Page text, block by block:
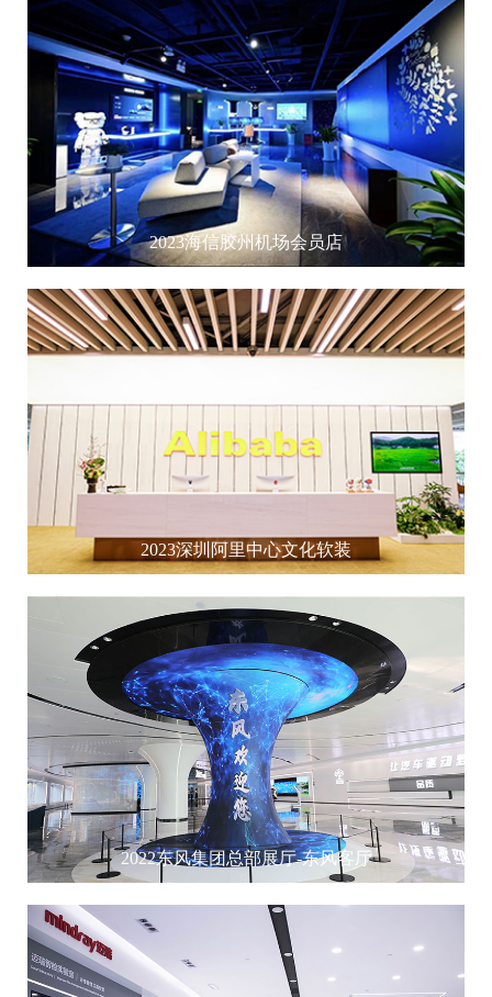
2023海信胶州机场会员店
2023深圳阿里中心文化软装
2022东风集团总部展厅-东风客厅